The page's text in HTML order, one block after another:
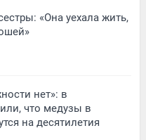
«Она уехала жить,
нет»: в
что медузы в
на десятилетия